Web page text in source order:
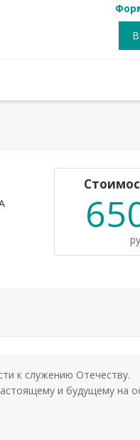
к служению Отечеству.
и будущему на